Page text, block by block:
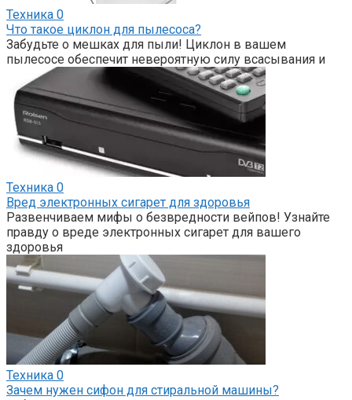
Техника 0
Что такое циклон для пылесоса?
Забудьте о мешках для пыли! Циклон в вашем
пылесосе обеспечит невероятную силу всасывания и
Техника 0
Вред электронных сигарет для здоровья
Развенчиваем мифы о безвредности вейпов! Узнайте
правду о вреде электронных сигарет для вашего
здоровья
Техника 0
Зачем нужен сифон для стиральной машины?